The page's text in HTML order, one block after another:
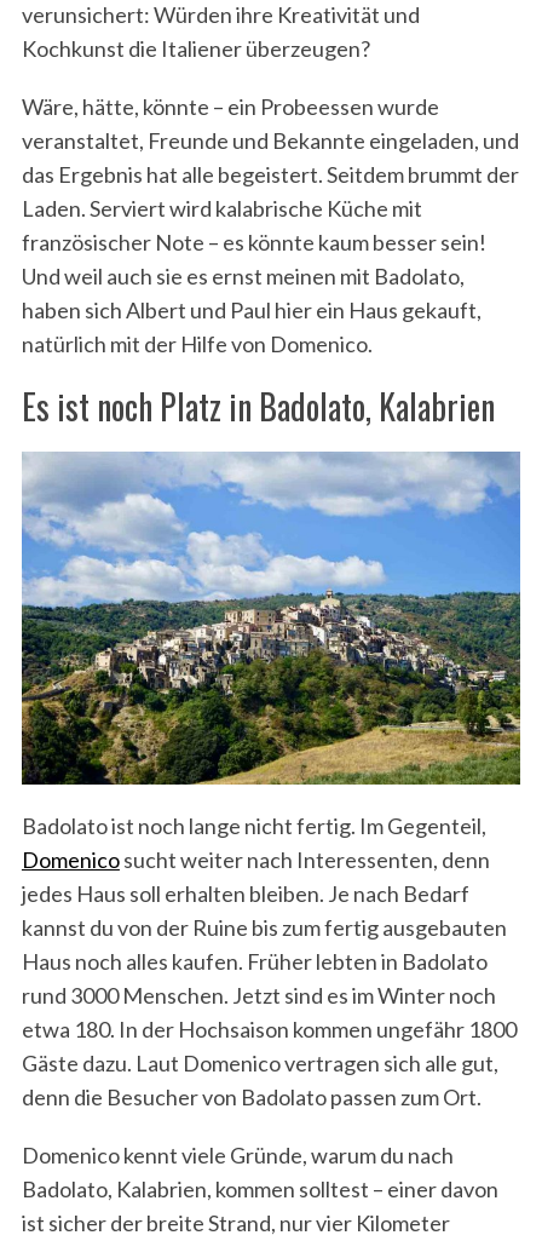
verunsichert: Würden ihre Kreativität und
Kochkunst die Italiener überzeugen?
Wäre, hätte, könnte – ein Probeessen wurde
veranstaltet, Freunde und Bekannte eingeladen, und
das Ergebnis hat alle begeistert. Seitdem brummt der
Laden. Serviert wird kalabrische Küche mit
französischer Note – es könnte kaum besser sein!
Und weil auch sie es ernst meinen mit Badolato,
haben sich Albert und Paul hier ein Haus gekauft,
natürlich mit der Hilfe von Domenico.
Es ist noch Platz in Badolato, Kalabrien
Badolato ist noch lange nicht fertig. Im Gegenteil,
Domenicosucht weiter nach Interessenten, denn
jedes Haus soll erhalten bleiben. Je nach Bedarf
kannst du von der Ruine bis zum fertig ausgebauten
Haus noch alles kaufen. Früher lebten in Badolato
rund 3000 Menschen. Jetzt sind es im Winter noch
etwa 180. In der Hochsaison kommen ungefähr 1800
Gäste dazu. Laut Domenico vertragen sich alle gut,
denn die Besucher von Badolato passen zum Ort.
Domenico kennt viele Gründe, warum du nach
Badolato, Kalabrien, kommen solltest – einer davon
ist sicher der breite Strand, nur vier Kilometer